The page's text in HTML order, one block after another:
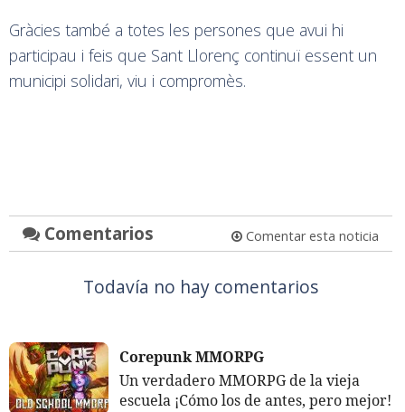
Gràcies també a totes les persones que avui hi
participau i feis que Sant Llorenç continuï essent un
municipi solidari, viu i compromès.
Comentarios Comentar esta noticia
Todavía no hay comentarios
Corepunk MMORPG
Un verdadero MMORPG de la vieja
escuela ¡Cómo los de antes, pero mejor!